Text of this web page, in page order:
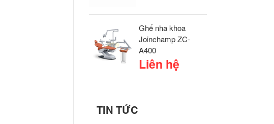
Ghế nha khoa
Joinchamp ZC-
A400
Liên hệ
TIN TỨC